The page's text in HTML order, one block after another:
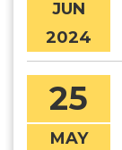
JUN
2024
25
MAY